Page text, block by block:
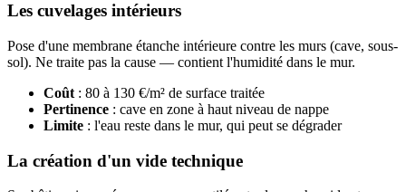
Les cuvelages intérieurs
Pose d'une membrane étanche intérieure contre les murs (cave, sous-
sol). Ne traite pas la cause — contient l'humidité dans le mur.
Coût : 80 à 130 €/m² de surface traitée
Pertinence : cave en zone à haut niveau de nappe
Limite : l'eau reste dans le mur, qui peut se dégrader
La création d'un vide technique